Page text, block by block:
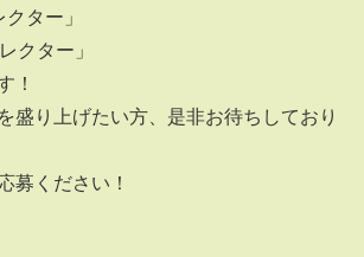
ター」
クター」
！
盛り上げたい方、是非お待ちしており
募ください！